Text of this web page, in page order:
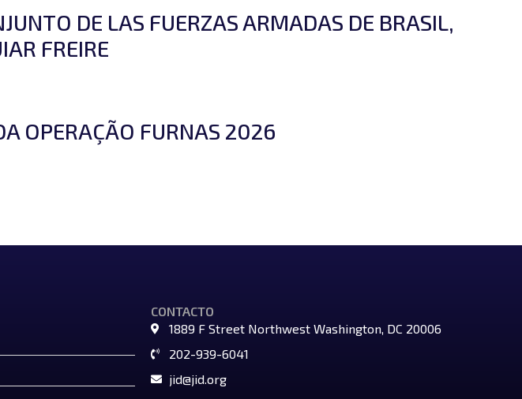
DE LAS FUERZAS ARMADAS DE BRASIL,
FREIRE
OPERAÇÃO FURNAS 2026
CONTACTO
1889 F Street Northwest Washington, DC 20006
202-939-6041
jid@jid.org